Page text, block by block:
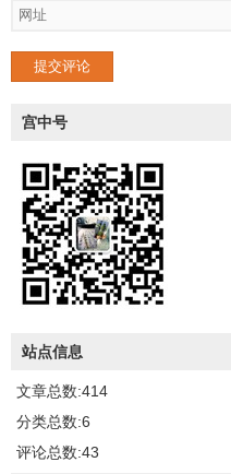
提交评论
宫中号
站点信息
文章总数:414
分类总数:6
评论总数:43